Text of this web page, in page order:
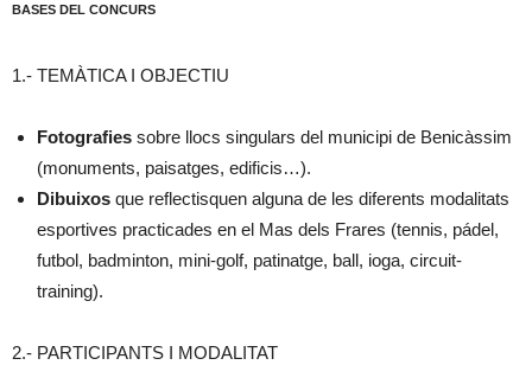
BASES DEL CONCURS
1.- TEMÀTICA I OBJECTIU
Fotografies sobre llocs singulars del municipi de Benicàssim
(monuments, paisatges, edificis…).
Dibuixos que reflectisquen alguna de les diferents modalitats
esportives practicades en el Mas dels Frares (tennis, pádel,
futbol, badminton, mini-golf, patinatge, ball, ioga, circuit-
training).
2.- PARTICIPANTS I MODALITAT